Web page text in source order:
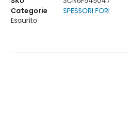
Categorie
SPESSORI FORI
Esaurito